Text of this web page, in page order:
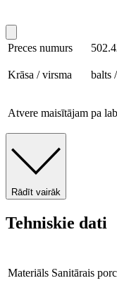
Preces numurs
Krāsa / virsma balts
Atvere maisītājam pa
Rādīt vairāk
Tehniskie dati
Materiāls Sanitārais